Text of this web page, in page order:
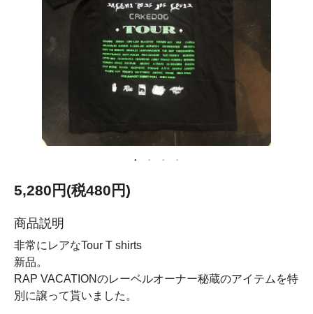
5,280円(税480円)
商品説明
非常にレアなTour T shirts
新品。
RAP VACATIONのレーベルオーナー秘蔵のアイテムを特
別に譲って貰いました。